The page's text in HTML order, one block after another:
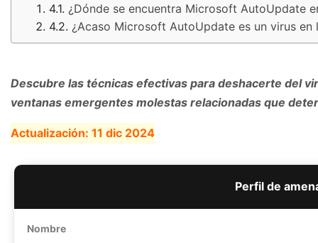
¿Dónde se encuentra Microsoft AutoUpdate
¿Acaso Microsoft AutoUpdate es un virus en
Descubre las técnicas efectivas para deshacerte del
ventanas emergentes molestas relacionadas que
Actualización: 11 dic 2024
Perfil de
Nombre